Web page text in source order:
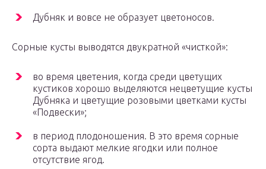
Дубняк и вовсе не образует цветоносов.
Сорные кусты выводятся двукратной «чисткой»:
во время цветения, когда среди цветущих
кустиков хорошо выделяются нецветущие кусты
Дубняка и цветущие розовыми цветками кусты
«Подвески»;
в период плодоношения. В это время сорные
сорта выдают мелкие ягодки или полное
отсутствие ягод.